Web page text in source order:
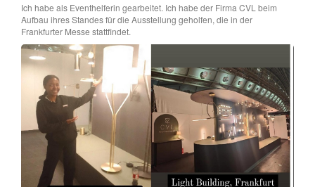
Ich habe als Eventhelferin gearbeitet. Ich habe der Firma CVL beim
Aufbau ihres Standes für die Ausstellung geholfen, die in der
Frankfurter Messe stattfindet.